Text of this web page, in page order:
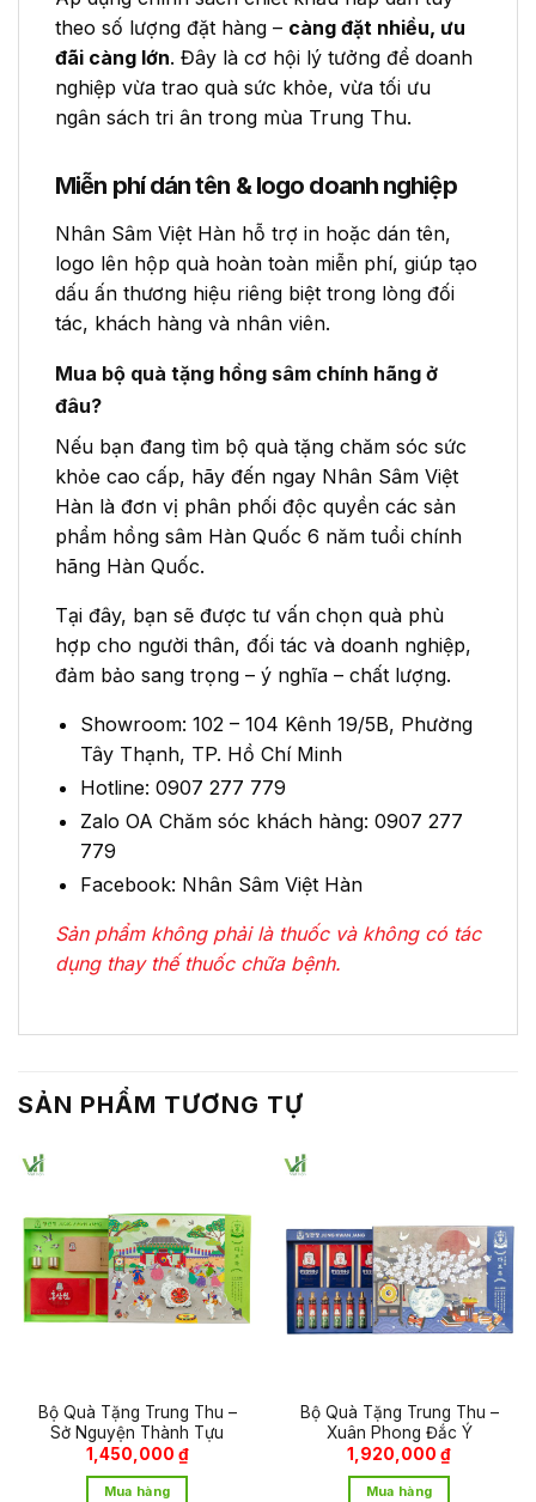
theo số lượng đặt hàng – càng đặt nhiều, ưu
đãi càng lớn. Đây là cơ hội lý tưởng để doanh
nghiệp vừa trao quà sức khỏe, vừa tối ưu
ngân sách tri ân trong mùa Trung Thu.
Miễn phí dán tên & logo doanh nghiệp
Nhân Sâm Việt Hàn hỗ trợ in hoặc dán tên,
logo lên hộp quà hoàn toàn miễn phí, giúp tạo
dấu ấn thương hiệu riêng biệt trong lòng đối
tác, khách hàng và nhân viên.
Mua bộ quà tặng hồng sâm chính hãng ở
đâu?
Nếu bạn đang tìm bộ quà tặng chăm sóc sức
khỏe cao cấp, hãy đến ngay Nhân Sâm Việt
Hàn là đơn vị phân phối độc quyền các sản
phẩm hồng sâm Hàn Quốc 6 năm tuổi chính
hãng Hàn Quốc.
Tại đây, bạn sẽ được tư vấn chọn quà phù
hợp cho người thân, đối tác và doanh nghiệp,
đảm bảo sang trọng – ý nghĩa – chất lượng.
Showroom: 102 – 104 Kênh 19/5B, Phường
Tây Thạnh, TP. Hồ Chí Minh
Hotline: 0907 277 779
Zalo OA Chăm sóc khách hàng: 0907 277
779
Facebook: Nhân Sâm Việt Hàn
Sản phẩm không phải là thuốc và không có tác
dụng thay thế thuốc chữa bệnh.
SẢN PHẨM TƯƠNG TỰ
Bộ Quà Tặng Trung Thu –
Sở Nguyện Thành Tựu
1,450,000 ₫
Mua hàng
Bộ Quà Tặng Trung Thu –
Xuân Phong Đắc Ý
1,920,000 ₫
Mua hàng